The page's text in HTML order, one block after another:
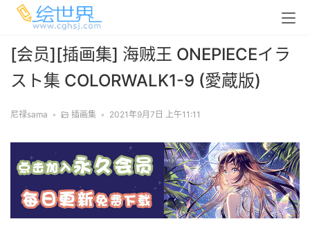
[会员][插画集] 海贼王 ONEPIECEイラ
スト集 COLORWALK1-9 (愛蔵版)
尼禄sama • 插画集 • 2021年9月7日 上午11:11